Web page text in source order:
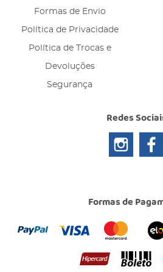
Formas de Envio
Política de Privacidade
Política de Trocas e
Devoluções
Segurança
Redes
Formas de